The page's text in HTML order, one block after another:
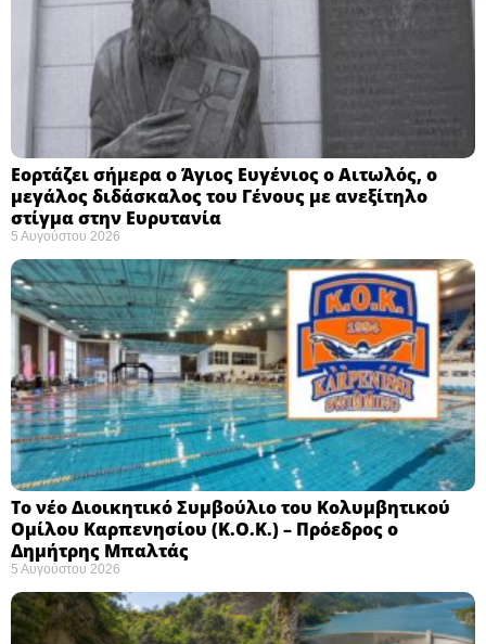
Εορτάζει σήμερα ο Άγιος Ευγένιος ο Αιτωλός, ο
μεγάλος διδάσκαλος του Γένους με ανεξίτηλο
στίγμα στην Ευρυτανία
5 Αυγούστου 2026
Το νέο Διοικητικό Συμβούλιο του Κολυμβητικού
Ομίλου Καρπενησίου (Κ.Ο.Κ.) – Πρόεδρος ο
Δημήτρης Μπαλτάς
5 Αυγούστου 2026